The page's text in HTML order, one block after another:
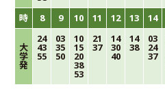
時 8 9 10 11 12 13 14
大
学
発
24
43
55
03
35
50
10
15
20
38
53
21
37
14
30
40
14
38
03
24
37